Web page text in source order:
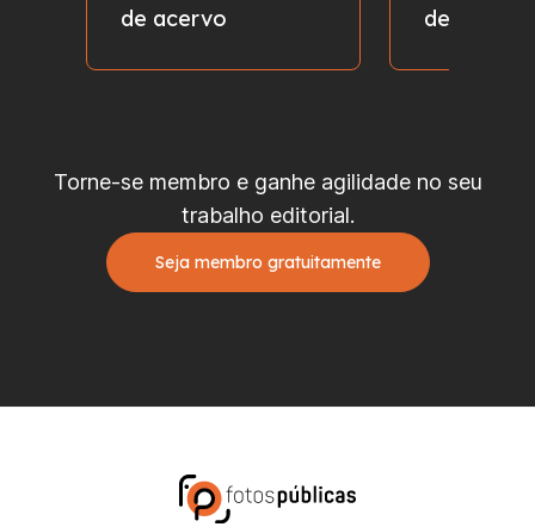
de acervo
de fotos
Torne-se membro e ganhe agilidade no seu
trabalho editorial.
Seja membro gratuitamente